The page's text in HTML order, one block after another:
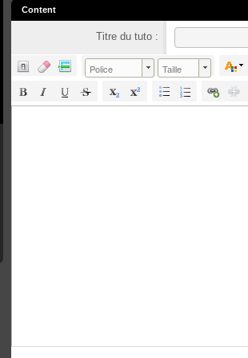
Content
Titre du tuto :
Police Taille